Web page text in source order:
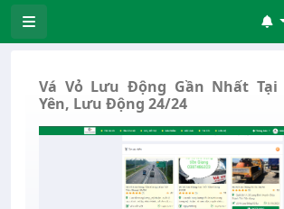
Vá Vỏ Lưu Động Gần Nhất Tại
Yên, Lưu Động 24/24